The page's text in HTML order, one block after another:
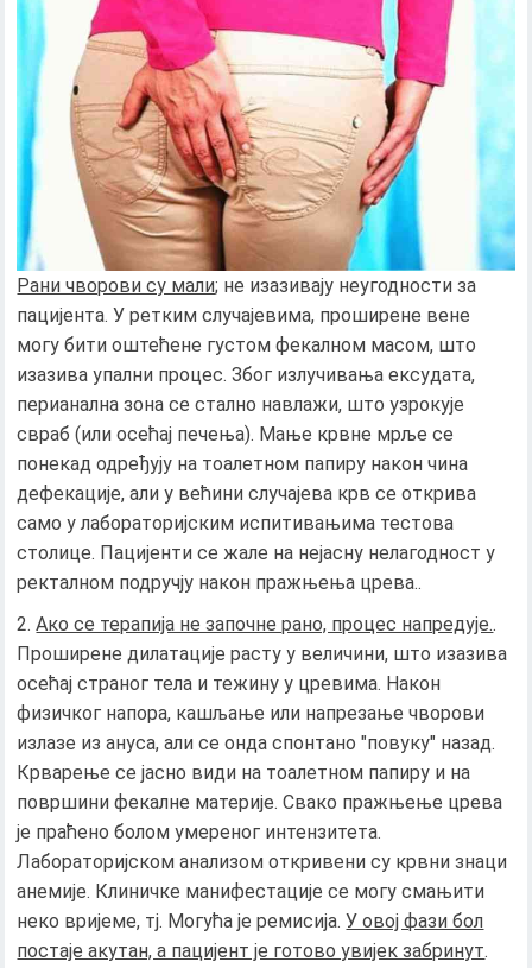
Рани чворови су мали; не изазивају неугодности за
пацијента. У ретким случајевима, проширене вене
могу бити оштећене густом фекалном масом, што
изазива упални процес. Због излучивања ексудата,
перианална зона се стално навлажи, што узрокује
свраб (или осећај печења). Мање крвне мрље се
понекад одређују на тоалетном папиру након чина
дефекације, али у већини случајева крв се открива
само у лабораторијским испитивањима тестова
столице. Пацијенти се жале на нејасну нелагодност у
ректалном подручју након пражњења црева..
Ако се терапија не започне рано, процес напредује..
Проширене дилатације расту у величини, што изазива
осећај страног тела и тежину у цревима. Након
физичког напора, кашљање или напрезање чворови
излазе из ануса, али се онда спонтано "повуку" назад.
Крварење се јасно види на тоалетном папиру и на
површини фекалне материје. Свако пражњење црева
је праћено болом умереног интензитета.
Лабораторијском анализом откривени су крвни знаци
анемије. Клиничке манифестације се могу смањити
неко вријеме, тј. Могућа је ремисија.У овој фази бол
постаје акутан, а пацијент је готово увијек забринут.